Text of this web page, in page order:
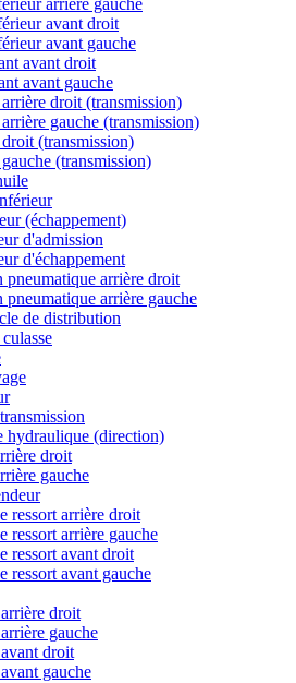
arrière gauche
avant droit
avant gauche
avant droit
avant gauche
droit (transmission)
gauche (transmission)
(transmission)
(transmission)
(échappement)
d'admission
d'échappement
pneumatique arrière droit
pneumatique arrière gauche
de distribution
hydraulique (direction)
droit
gauche
ressort arrière droit
ressort arrière gauche
ressort avant droit
ressort avant gauche
droit
gauche
droit
gauche